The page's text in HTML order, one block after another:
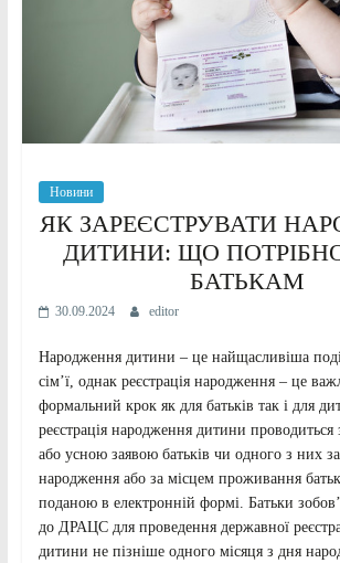
Новини
ЯК ЗАРЕЄСТРУВАТИ
ДИТИНИ: ЩО
БАТЬКАМ
30.09.2024 editor
Народження дитини – це найщасливіша
сім’ї, однак реєстрація народження – це
формальний крок як для батьків так і для
реєстрація народження дитини
або усною заявою батьків чи одного з них за
народження або за місцем проживання
поданою в електронній формі. Батьки
до ДРАЦС для проведення державної
дитини не пізніше одного місяця з дня